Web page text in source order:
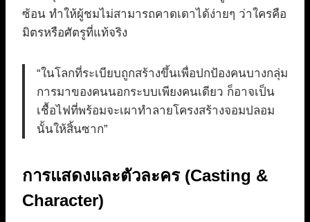
ซ้อน ทำให้ผู้ชมไม่สามารถคาดเดาได้ง่ายๆ ว่าใครคือ
มิตรหรือศัตรูที่แท้จริง
“ในโลกที่ระเบียบถูกสร้างขึ้นเพื่อปกป้องคนบางกลุ่ม
การมาของคนนอกระบบเพียงคนเดียว ก็อาจเป็น
เชื้อไฟที่พร้อมจะเผาทำลายโครงสร้างจอมปลอม
นั้นให้สิ้นซาก”
การแสดงและตัวละคร (Casting &
Character)